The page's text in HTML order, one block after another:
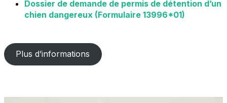
Dossier de demande de permis de détention d’un
chien dangereux (Formulaire 13996*01)
Plus d’informations